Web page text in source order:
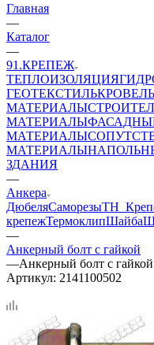
Главная
—
Каталог
—
91.КРЕПЕЖ
ТЕПЛОИЗОЛЯЦИЯ
ГЕОТЕКСТИЛЬ
МАТЕРИАЛЫ
МАТЕРИАЛЫ
МАТЕРИАЛЫ
МАТЕРИАЛЫ
ЗДАНИЯ
—
Анкера
ДюбеляСаморезы
крепежТермоклипШайба
—
Анкерный болт с гайкой
—Анкерный болт с
Артикул: 2141100502